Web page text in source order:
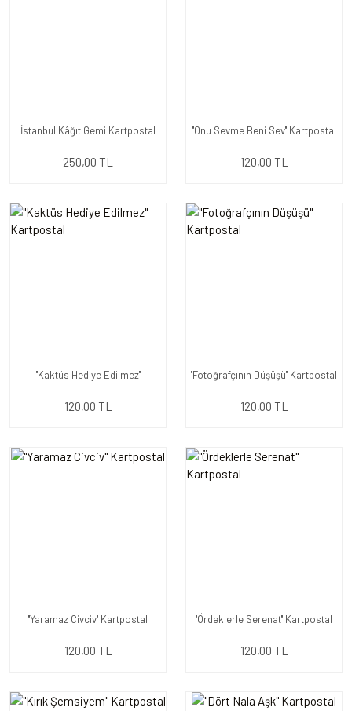
İstanbul Kâğıt Gemi Kartpostal
250,00 TL
''Onu Sevme Beni Sev'' Kartpostal
120,00 TL
''Kaktüs Hediye Edilmez''
120,00 TL
''Fotoğrafçının Düşüşü'' Kartpostal
120,00 TL
''Yaramaz Civciv'' Kartpostal
120,00 TL
''Ördeklerle Serenat'' Kartpostal
120,00 TL